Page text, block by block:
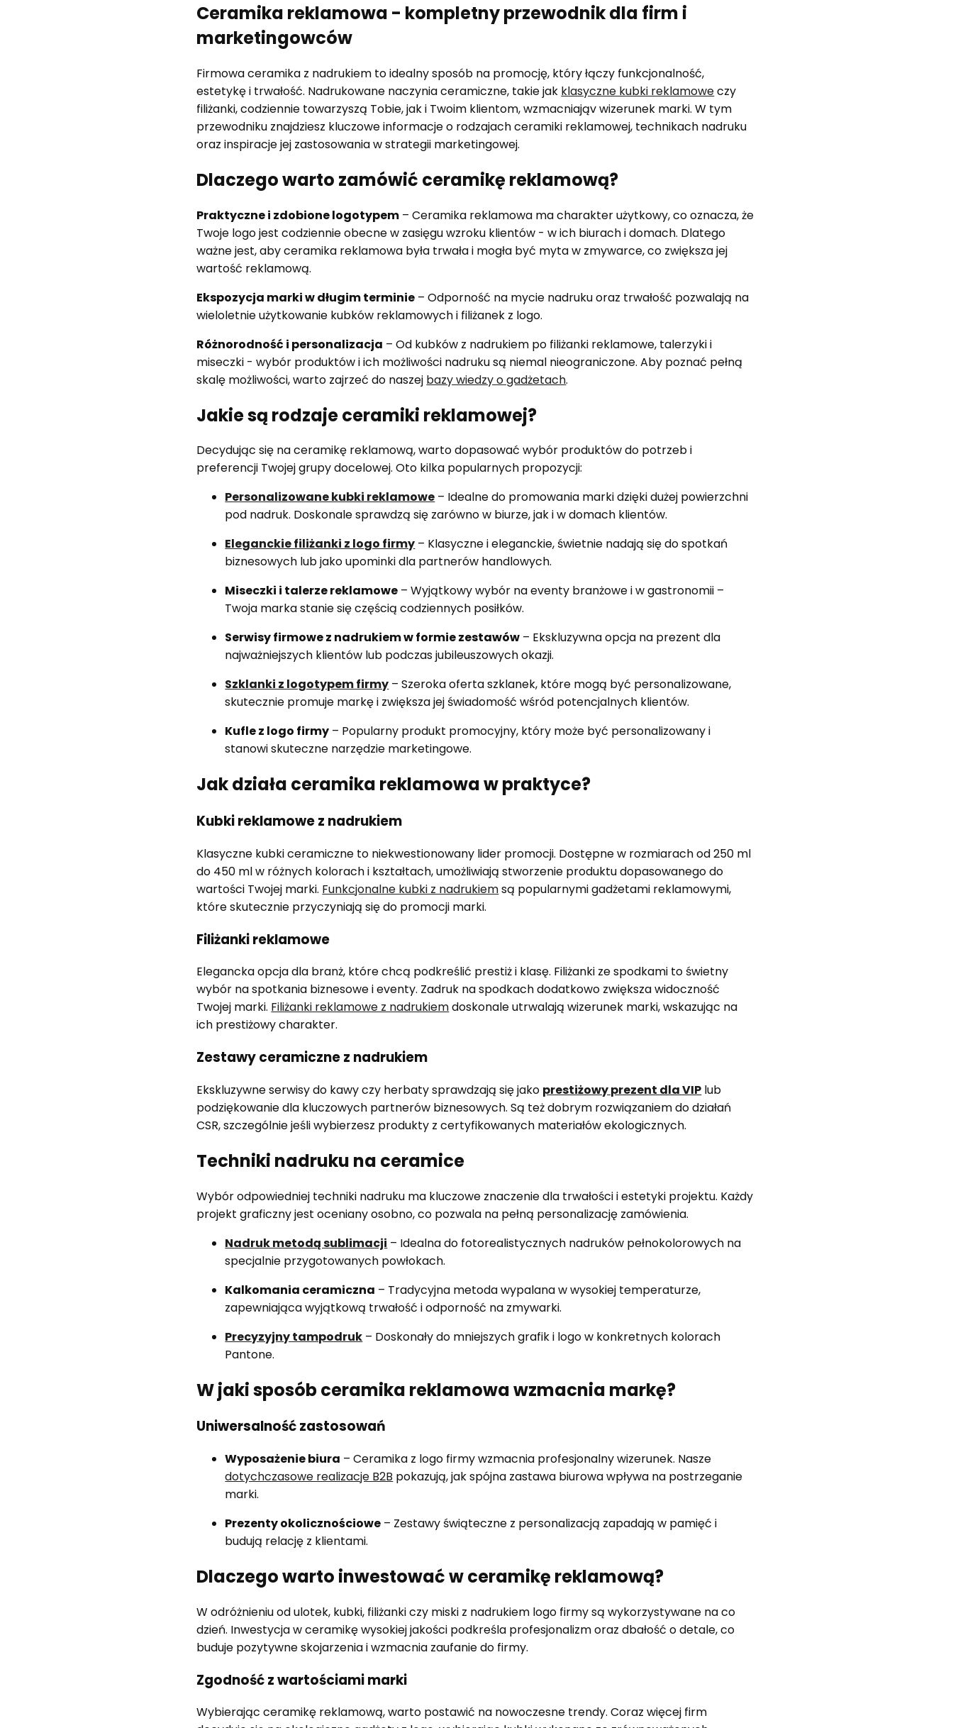
Ceramika reklamowa - kompletny przewodnik dla firm i
marketingowców
Firmowa ceramika z nadrukiem to idealny sposób na promocję, który łączy funkcjonalność,
estetykę i trwałość. Nadrukowane naczynia ceramiczne, takie jak klasyczne kubki reklamoweczy
filiżanki, codziennie towarzyszą Tobie, jak i Twoim klientom, wzmacniająv wizerunek marki. W tym
przewodniku znajdziesz kluczowe informacje o rodzajach ceramiki reklamowej, technikach nadruku
oraz inspiracje jej zastosowania w strategii marketingowej.
Dlaczego warto zamówić ceramikę reklamową?
Praktyczne i zdobione logotypem – Ceramika reklamowa ma charakter użytkowy, co oznacza, że
Twoje logo jest codziennie obecne w zasięgu wzroku klientów - w ich biurach i domach. Dlatego
ważne jest, aby ceramika reklamowa była trwała i mogła być myta w zmywarce, co zwiększa jej
wartość reklamową.
Ekspozycja marki w długim terminie – Odporność na mycie nadruku oraz trwałość pozwalają na
wieloletnie użytkowanie kubków reklamowych i filiżanek z logo.
Różnorodność i personalizacja – Od kubków z nadrukiem po filiżanki reklamowe, talerzyki i
miseczki - wybór produktów i ich możliwości nadruku są niemal nieograniczone. Aby poznać pełną
skalę możliwości, warto zajrzeć do naszej bazy wiedzy o gadżetach.
Jakie są rodzaje ceramiki reklamowej?
Decydując się na ceramikę reklamową, warto dopasować wybór produktów do potrzeb i
preferencji Twojej grupy docelowej. Oto kilka popularnych propozycji:
Personalizowane kubki reklamowe – Idealne do promowania marki dzięki dużej powierzchni
pod nadruk. Doskonale sprawdzą się zarówno w biurze, jak i w domach klientów.
Eleganckie filiżanki z logo firmy – Klasyczne i eleganckie, świetnie nadają się do spotkań
biznesowych lub jako upominki dla partnerów handlowych.
Miseczki i talerze reklamowe – Wyjątkowy wybór na eventy branżowe i w gastronomii –
Twoja marka stanie się częścią codziennych posiłków.
Serwisy firmowe z nadrukiem w formie zestawów – Ekskluzywna opcja na prezent dla
najważniejszych klientów lub podczas jubileuszowych okazji.
Szklanki z logotypem firmy – Szeroka oferta szklanek, które mogą być personalizowane,
skutecznie promuje markę i zwiększa jej świadomość wśród potencjalnych klientów.
Kufle z logo firmy – Popularny produkt promocyjny, który może być personalizowany i
stanowi skuteczne narzędzie marketingowe.
Jak działa ceramika reklamowa w praktyce?
Kubki reklamowe z nadrukiem
Klasyczne kubki ceramiczne to niekwestionowany lider promocji. Dostępne w rozmiarach od 250 ml
do 450 ml w różnych kolorach i kształtach, umożliwiają stworzenie produktu dopasowanego do
wartości Twojej marki. Funkcjonalne kubki z nadrukiemsą popularnymi gadżetami reklamowymi,
które skutecznie przyczyniają się do promocji marki.
Filiżanki reklamowe
Elegancka opcja dla branż, które chcą podkreślić prestiż i klasę. Filiżanki ze spodkami to świetny
wybór na spotkania biznesowe i eventy. Zadruk na spodkach dodatkowo zwiększa widoczność
Twojej marki. Filiżanki reklamowe z nadrukiemdoskonale utrwalają wizerunek marki, wskazując na
ich prestiżowy charakter.
Zestawy ceramiczne z nadrukiem
Ekskluzywne serwisy do kawy czy herbaty sprawdzają się jako prestiżowy prezent dla VIP lub
podziękowanie dla kluczowych partnerów biznesowych. Są też dobrym rozwiązaniem do działań
CSR, szczególnie jeśli wybierzesz produkty z certyfikowanych materiałów ekologicznych.
Techniki nadruku na ceramice
Wybór odpowiedniej techniki nadruku ma kluczowe znaczenie dla trwałości i estetyki projektu. Każdy
projekt graficzny jest oceniany osobno, co pozwala na pełną personalizację zamówienia.
Nadruk metodą sublimacji – Idealna do fotorealistycznych nadruków pełnokolorowych na
specjalnie przygotowanych powłokach.
Kalkomania ceramiczna – Tradycyjna metoda wypalana w wysokiej temperaturze,
zapewniająca wyjątkową trwałość i odporność na zmywarki.
Precyzyjny tampodruk – Doskonały do mniejszych grafik i logo w konkretnych kolorach
Pantone.
W jaki sposób ceramika reklamowa wzmacnia markę?
Uniwersalność zastosowań
Wyposażenie biura – Ceramika z logo firmy wzmacnia profesjonalny wizerunek. Nasze
dotychczasowe realizacje B2B pokazują, jak spójna zastawa biurowa wpływa na postrzeganie
marki.
Prezenty okolicznościowe – Zestawy świąteczne z personalizacją zapadają w pamięć i
budują relację z klientami.
Dlaczego warto inwestować w ceramikę reklamową?
W odróżnieniu od ulotek, kubki, filiżanki czy miski z nadrukiem logo firmy są wykorzystywane na co
dzień. Inwestycja w ceramikę wysokiej jakości podkreśla profesjonalizm oraz dbałość o detale, co
buduje pozytywne skojarzenia i wzmacnia zaufanie do firmy.
Zgodność z wartościami marki
Wybierając ceramikę reklamową, warto postawić na nowoczesne trendy. Coraz więcej firm